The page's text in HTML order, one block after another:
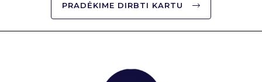
PRADĖKIME DIRBTI KARTU